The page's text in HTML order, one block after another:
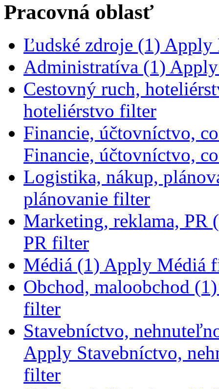
Pracovná oblasť
Ľudské zdroje (1) Apply
Administratíva (1)
Cestovný ruch,
hoteliérstvo filter
Financie, účtovníctvo,
Financie, účtovníctvo,
Logistika, nákup,
plánovanie filter
Marketing, reklama, PR
PR filter
Médiá (1) Apply Médiá
Obchod, maloobchod (1)
filter
Stavebníctvo,
Apply Stavebníctvo,
filter